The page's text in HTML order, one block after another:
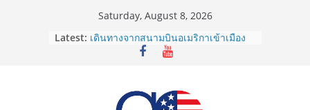
Saturday, August 8, 2026
Latest: เดินทางจากสนามบินอเมริกาเข้าเมือง
2026: LAX, JFK, SFO ไปยังไงดี?
ประเทศต้องรู้
ซิมการ์ดอเมริกา 2026: ใช้ยี่ห้อไหนดี